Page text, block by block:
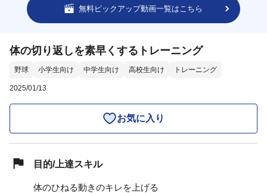
無料ピックアップ動画一覧はこちら
体の切り返しを素早くするトレーニング
野球 小学生向け 中学生向け 高校生向け トレーニング
2025/01/13
お気に入り
目的/上達スキル
体のひねる動きのキレを上げる